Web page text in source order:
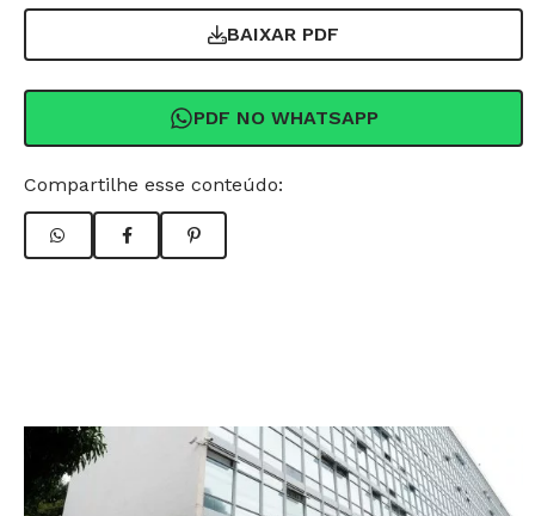
BAIXAR PDF
PDF NO WHATSAPP
Compartilhe esse conteúdo: